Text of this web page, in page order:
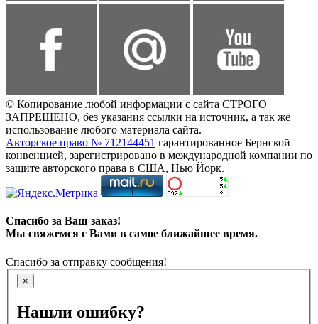
© Копирование любой информации с сайта СТРОГО
ЗАПРЕЩЕНО, без указания ссылки на источник, а так же
использование любого материала сайта.
Авторское право № 712144451 гарантированное Бернской
конвенцией, зарегистрировано в международной компании по
защите авторского права в США, Нью Йорк.
Спасибо за Ваш заказ!
Мы свяжемся с Вами в самое ближайшее время.
Спасибо за отправку сообщения!
×
Нашли ошибку?